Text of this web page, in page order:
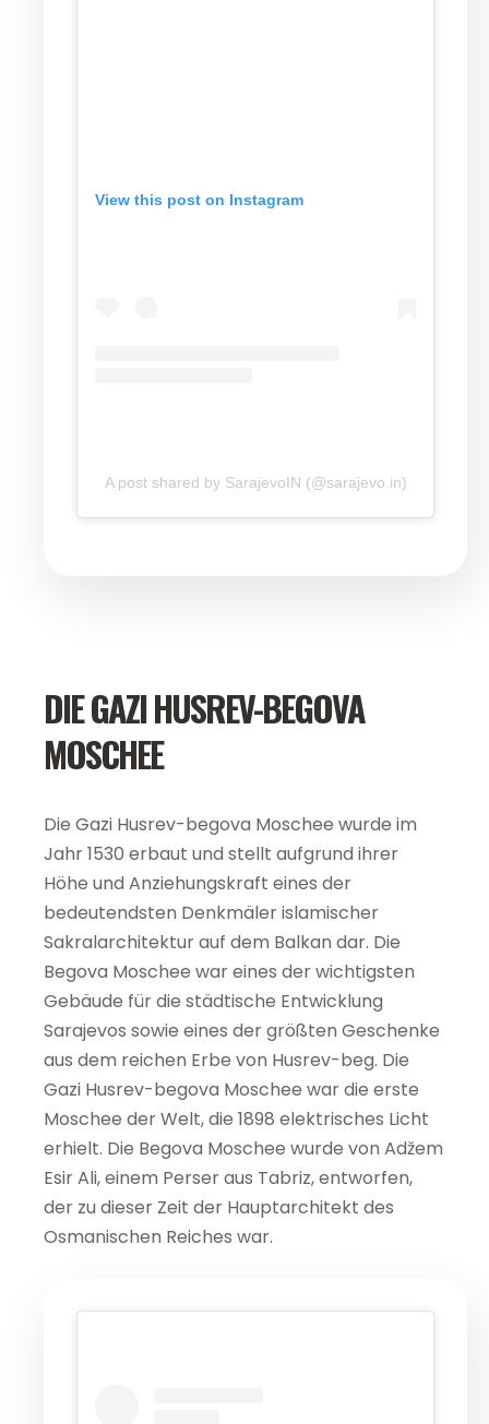
View this post on Instagram
A post shared by SarajevoIN (@sarajevo.in)
DIE GAZI HUSREV-BEGOVA
MOSCHEE
Die Gazi Husrev-begova Moschee wurde im
Jahr 1530 erbaut und stellt aufgrund ihrer
Höhe und Anziehungskraft eines der
bedeutendsten Denkmäler islamischer
Sakralarchitektur auf dem Balkan dar. Die
Begova Moschee war eines der wichtigsten
Gebäude für die städtische Entwicklung
Sarajevos sowie eines der größten Geschenke
aus dem reichen Erbe von Husrev-beg. Die
Gazi Husrev-begova Moschee war die erste
Moschee der Welt, die 1898 elektrisches Licht
erhielt. Die Begova Moschee wurde von Adžem
Esir Ali, einem Perser aus Tabriz, entworfen,
der zu dieser Zeit der Hauptarchitekt des
Osmanischen Reiches war.